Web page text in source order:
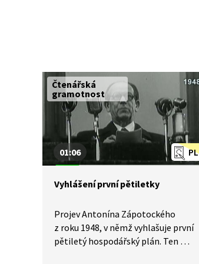
Čtenářská
gramotnost
PL
01:06
Vyhlášení první pětiletky
Projev Antonína Zápotockého
z roku 1948, v němž vyhlašuje první
pětiletý hospodářský plán. Ten měl